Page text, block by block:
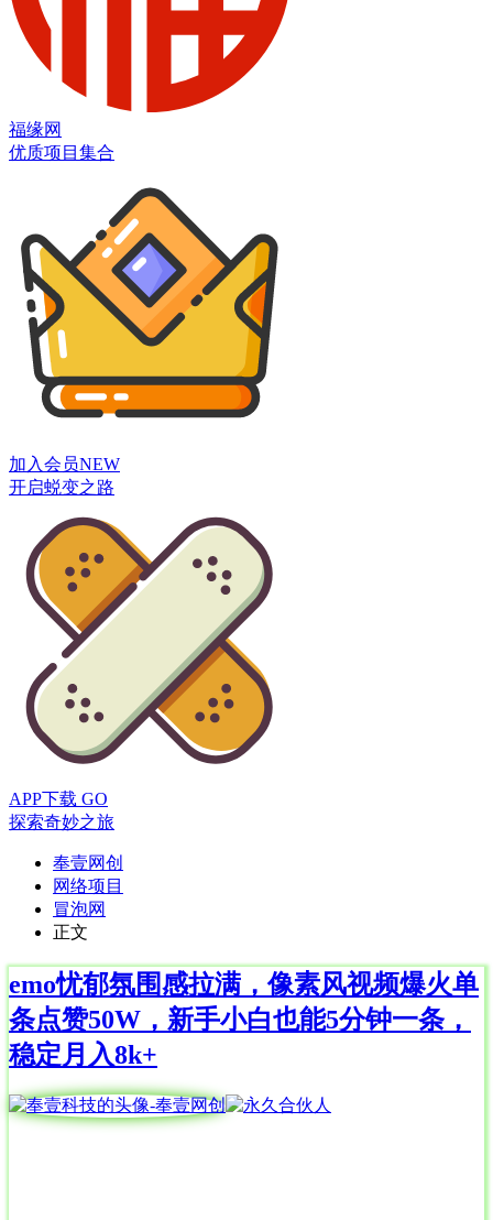
福缘网
优质项目集合
加入会员NEW
开启蜕变之路
APP下载 GO
探索奇妙之旅
奉壹网创
网络项目
冒泡网
正文
emo忧郁氛围感拉满，像素风视频爆火单
条点赞50W，新手小白也能5分钟一条，
稳定月入8k+